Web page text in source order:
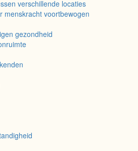
verschillende locaties
menskracht voortbewogen
gezondheid